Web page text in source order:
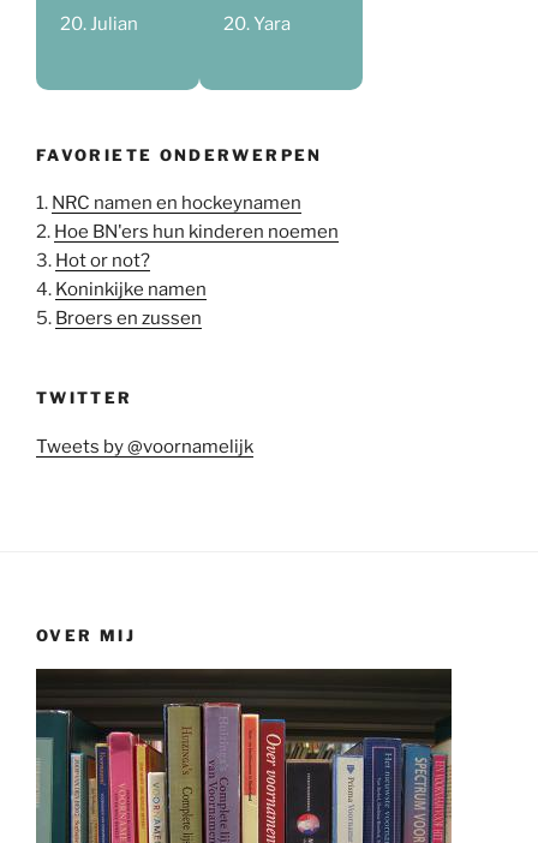
Julian Yara
FAVORIETE ONDERWERPEN
1. NRC namen en hockeynamen
2. Hoe BN'ers hun kinderen noemen
3. Hot or not?
4. Koninkijke namen
5. Broers en zussen
TWITTER
Tweets by @voornamelijk
OVER MIJ